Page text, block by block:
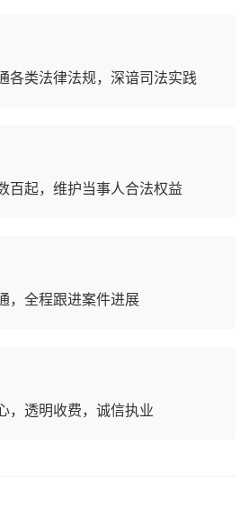
各类法律法规，深谙司法实践
百起，维护当事人合法权益
，全程跟进案件进展
，透明收费，诚信执业